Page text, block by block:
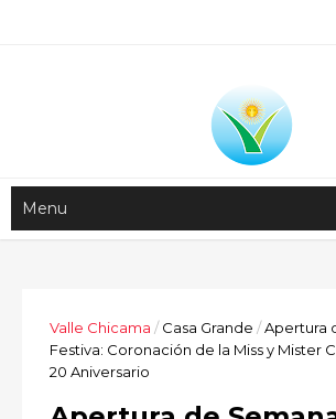
Valle Chicama / Casa Grande /Apertura
Festiva: Coronación de la Miss y Mister
20 Aniversario